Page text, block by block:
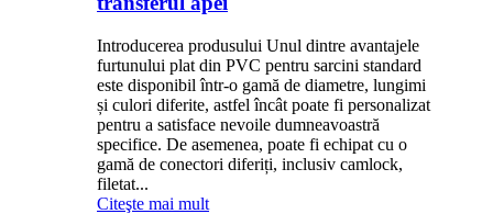
Introducerea produsului Unul dintre avantajele
furtunului plat din PVC pentru sarcini standard
este disponibil într-o gamă de diametre, lungimi
și culori diferite, astfel încât poate fi personalizat
pentru a satisface nevoile dumneavoastră
specifice. De asemenea, poate fi echipat cu o
gamă de conectori diferiți, inclusiv camlock,
filetat...
Citeşte mai mult